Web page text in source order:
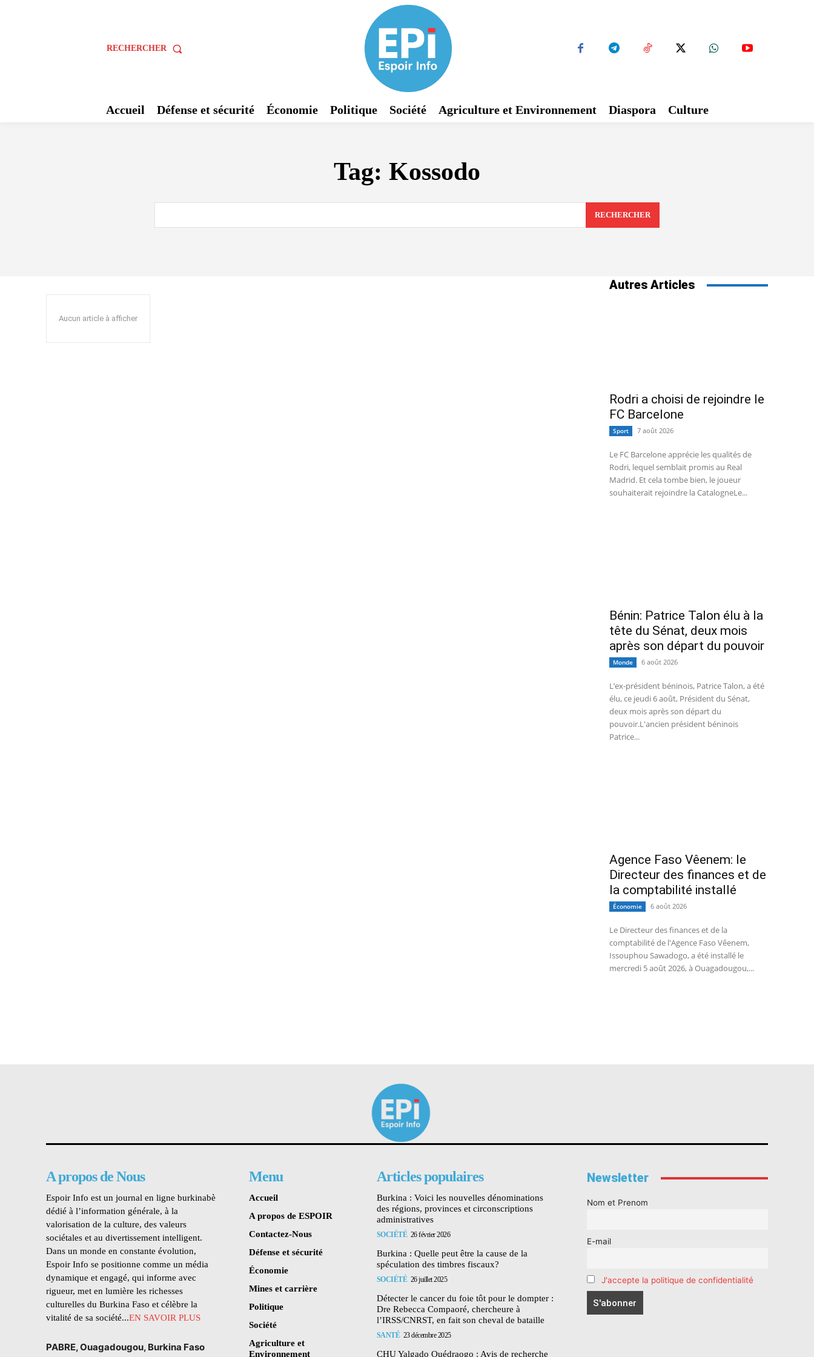
RECHERCHER
Accueil Défense et sécurité Économie Politique Société Agriculture et Environnement Diaspora Culture
Tag: Kossodo
RECHERCHER
Aucun article à afficher
Autres Articles
Rodri a choisi de rejoindre le
FC Barcelone
Sport 7 août 2026
Le FC Barcelone apprécie les qualités de
Rodri, lequel semblait promis au Real
Madrid. Et cela tombe bien, le joueur
souhaiterait rejoindre la CatalogneLe...
Bénin: Patrice Talon élu à la
tête du Sénat, deux mois
après son départ du pouvoir
Monde 6 août 2026
L’ex-président béninois, Patrice Talon, a été
élu, ce jeudi 6 août, Président du Sénat,
deux mois après son départ du
pouvoir.L'ancien président béninois
Patrice...
Agence Faso Vêenem: le
Directeur des finances et de
la comptabilité installé
Économie 6 août 2026
Le Directeur des finances et de la
comptabilité de l'Agence Faso Vêenem,
Issouphou Sawadogo, a été installé le
mercredi 5 août 2026, à Ouagadougou,...
A propos de Nous
Espoir Info est un journal en ligne burkinabè
dédié à l’information générale, à la
valorisation de la culture, des valeurs
sociétales et au divertissement intelligent.
Dans un monde en constante évolution,
Espoir Info se positionne comme un média
dynamique et engagé, qui informe avec
rigueur, met en lumière les richesses
culturelles du Burkina Faso et célèbre la
vitalité de sa société...EN SAVOIR PLUS
PABRE, Ouagadougou, Burkina Faso
Menu
Accueil
A propos de ESPOIR
Contactez-Nous
Défense et sécurité
Économie
Mines et carrière
Politique
Société
Agriculture et
Environnement
Articles populaires
Burkina : Voici les nouvelles dénominations
des régions, provinces et circonscriptions
administratives
SOCIÉTÉ 26 février 2026
Burkina : Quelle peut être la cause de la
spéculation des timbres fiscaux?
SOCIÉTÉ 26 juillet 2025
Détecter le cancer du foie tôt pour le dompter :
Dre Rebecca Compaoré, chercheure à
l’IRSS/CNRST, en fait son cheval de bataille
SANTÉ 23 décembre 2025
CHU Yalgado Ouédraogo : Avis de recherche
Newsletter
Nom et Prenom
E-mail
J'accepte la politique de confidentialité